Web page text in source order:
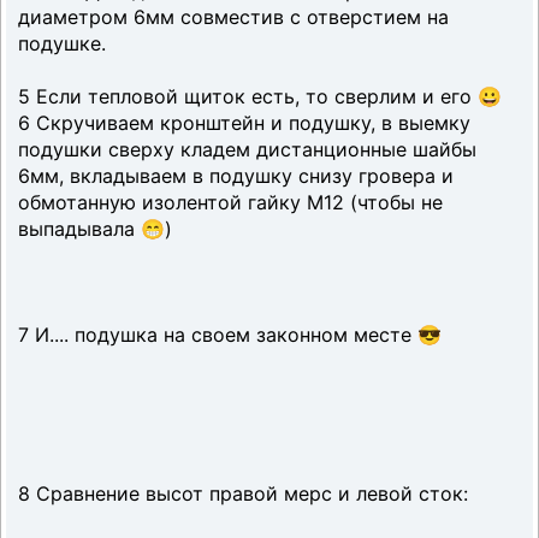
диаметром 6мм совместив с отверстием на
подушке.
5 Если тепловой щиток есть, то сверлим и его 😀
6 Скручиваем кронштейн и подушку, в выемку
подушки сверху кладем дистанционные шайбы
6мм, вкладываем в подушку снизу гровера и
обмотанную изолентой гайку М12 (чтобы не
выпадывала 😁)
7 И.... подушка на своем законном месте 😎
8 Сравнение высот правой мерс и левой сток: